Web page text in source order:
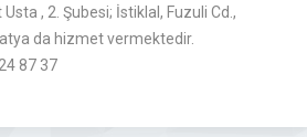
, 2. Şubesi; İstiklal, Fuzuli Cd.,
da hizmet vermektedir.
87 37